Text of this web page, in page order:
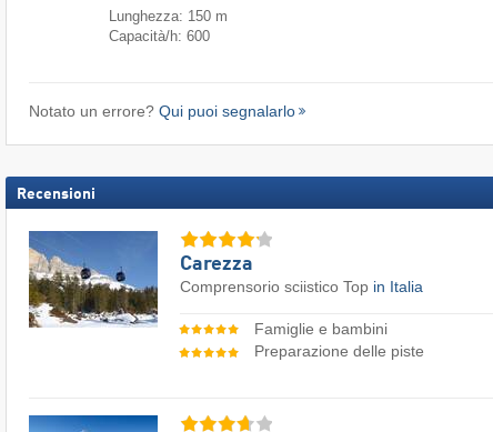
Lunghezza: 150 m
Capacità/h: 600
Notato un errore? Qui puoi segnalarlo
Recensioni
Carezza
Comprensorio sciistico Top in Italia
Famiglie e bambini
Preparazione delle piste